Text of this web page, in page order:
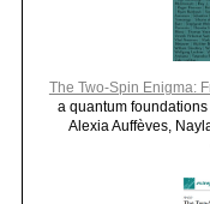
The Two-Spin Enigma:
a quantum
Alexia Auffèves,